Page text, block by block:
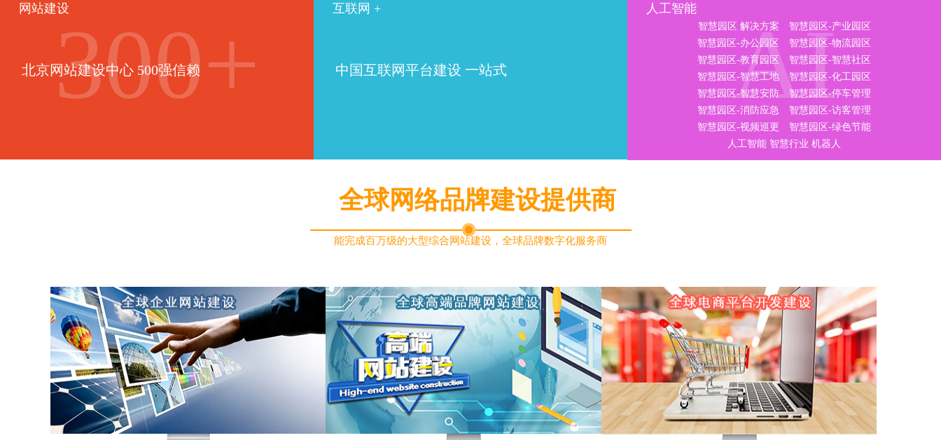
网站建设
北京网站建设中心 500强信赖
300+
互联网 +
中国互联网平台建设 一站式
人工智能
智慧园区 解决方案
智慧园区-产业园区
智慧园区-办公园区
智慧园区-物流园区
智慧园区-教育园区
智慧园区-智慧社区
智慧园区-智慧工地
智慧园区-化工园区
智慧园区-智慧安防
智慧园区-停车管理
智慧园区-消防应急
智慧园区-访客管理
智慧园区-视频巡更
智慧园区-绿色节能
人工智能 智慧行业 机器人
AI
全球网络品牌建设提供商
能完成百万级的大型综合网站建设，全球品牌数字化服务商